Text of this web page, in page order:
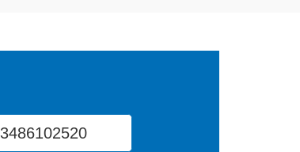
3486102520